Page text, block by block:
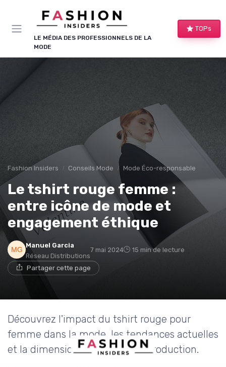
LE MÉDIA DES PROFESSIONNELS DE LA
MODE
TOPs
Fashion Insiders Conseils Mode Mode Éco-responsable
Le tshirt rouge femme :
entre icône de mode et
engagement éthique
Manuel Garcia
Réseau Distributions
7 mai 2024 15 min de lecture
Partager cette page
Découvrez l'impact du tshirt rouge pour
femme dans la mode, les tendances actuelles
et la dimension éthique de sa production.